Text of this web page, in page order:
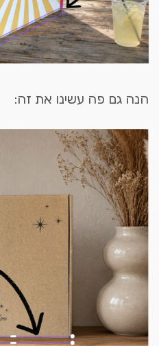
הנה גם פה עשינו את זה: